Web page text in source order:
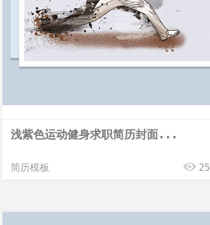
浅紫色运动健身求职简历封面...
简历模板